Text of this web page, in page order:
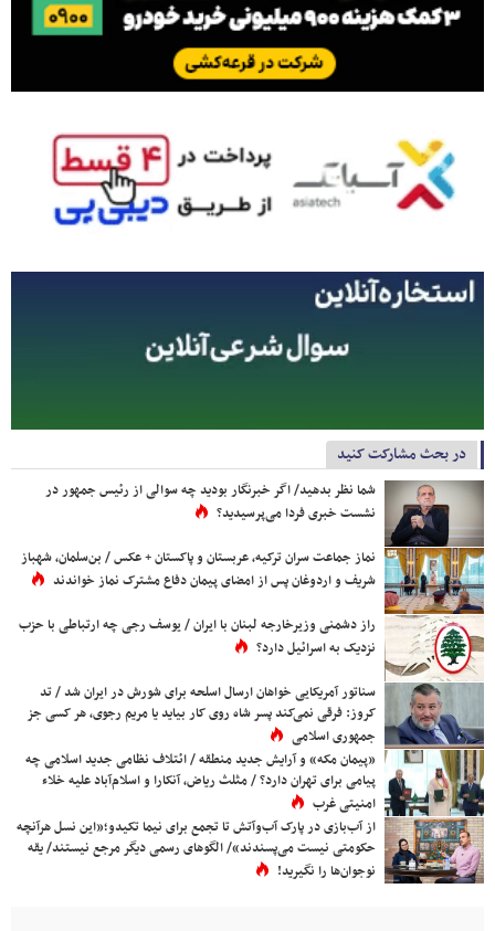
در بحث مشارکت کنید
شما نظر بدهید/ اگر خبرنگار بودید چه سوالی از رئیس جمهور در
نشست خبری فردا می‌پرسیدید؟
نماز جماعت سران ترکیه، عربستان و پاکستان + عکس / بن‌سلمان، شهباز
شریف و اردوغان پس از امضای پیمان دفاع مشترک نماز خواندند
راز دشمنی وزیرخارجه لبنان با ایران / یوسف رجی چه ارتباطی با حزب
نزدیک به اسرائیل دارد؟
سناتور آمریکایی خواهان ارسال اسلحه برای شورش در ایران شد / تد
کروز: فرقی نمی‌کند پسر شاه روی کار بیاید یا مریم رجوی، هر کسی جز
جمهوری اسلامی
«پیمان مکه» و آرایش جدید منطقه / ائتلاف نظامی جدید اسلامی چه
پیامی برای تهران دارد؟ / مثلث ریاض، آنکارا و اسلام‌آباد علیه خلاء
امنیتی غرب
از آب‌بازی در پارک آب‌وآتش تا تجمع برای نیما تکیدو؛«این نسل هرآنچه
حکومتی نیست می‌پسندند»/ الگوهای رسمی دیگر مرجع نیستند/ یقه
نوجوان‌ها را نگیرید!